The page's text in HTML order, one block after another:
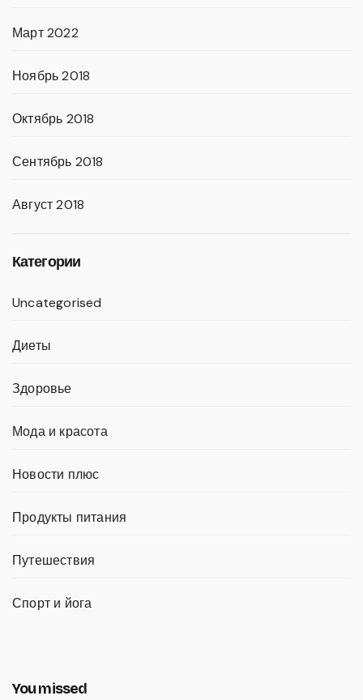
Март 2022
Ноябрь 2018
Октябрь 2018
Сентябрь 2018
Август 2018
Категории
Uncategorised
Диеты
Здоровье
Мода и красота
Новости плюс
Продукты питания
Путешествия
Спорт и йога
You missed